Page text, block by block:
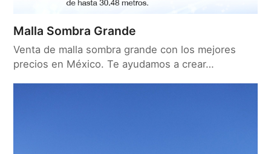
Malla Sombra Grande
Venta de malla sombra grande con los mejores
precios en México. Te ayudamos a crear…